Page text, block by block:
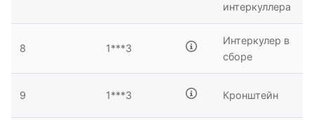
интеркуллера
8 1***3
Интеркулер в
сборе
9 1***3 Кронштейн